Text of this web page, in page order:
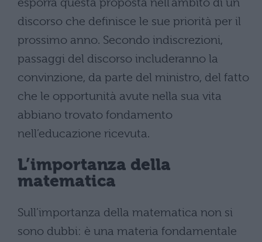
discorso che definisce le sue priorità per il
prossimo anno. Secondo indiscrezioni,
passaggi del discorso includeranno la
convinzione, da parte del ministro, del fatto
che le opportunità avute nella sua vita
abbiano trovato fondamento
nell’educazione ricevuta.
L’importanza della
matematica
Sull’importanza della matematica non si
sono dubbi: è una materia fondamentale